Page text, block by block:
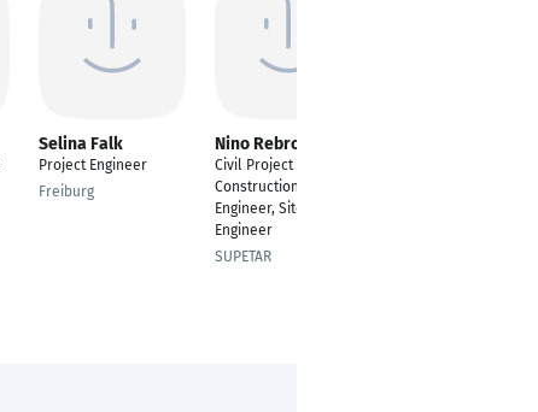
Selina Falk
Project Engineer
Freiburg
Nino Rebronja
Civil Project Engineer,
Construction Project
Engineer, Site
Engineer
SUPETAR